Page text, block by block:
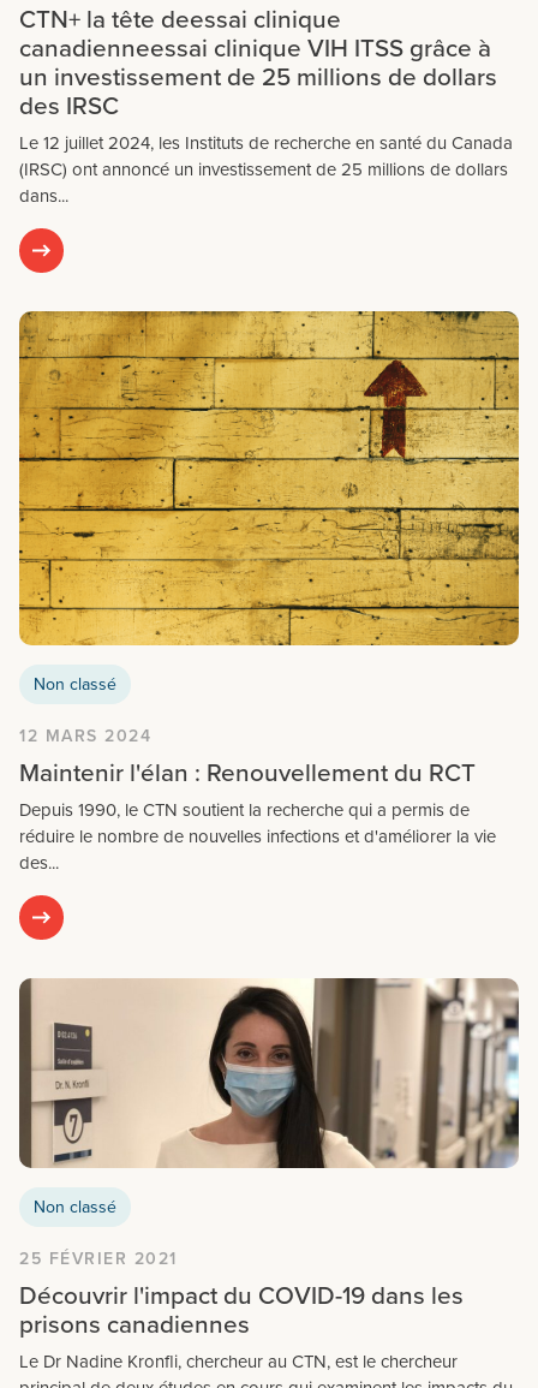
CTN+ la tête deessai clinique
canadienneessai clinique VIH ITSS grâce à
un investissement de 25 millions de dollars
des IRSC
Le 12 juillet 2024, les Instituts de recherche en santé du Canada
(IRSC) ont annoncé un investissement de 25 millions de dollars
dans...
Non classé
12 MARS 2024
Maintenir l'élan : Renouvellement du RCT
Depuis 1990, le CTN soutient la recherche qui a permis de
réduire le nombre de nouvelles infections et d'améliorer la vie
des...
Non classé
25 FÉVRIER 2021
Découvrir l'impact du COVID-19 dans les
prisons canadiennes
Le Dr Nadine Kronfli, chercheur au CTN, est le chercheur